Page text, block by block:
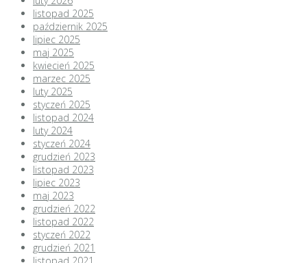
listopad 2025
październik 2025
lipiec 2025
maj 2025
kwiecień 2025
marzec 2025
luty 2025
styczeń 2025
listopad 2024
luty 2024
styczeń 2024
grudzień 2023
listopad 2023
lipiec 2023
maj 2023
grudzień 2022
listopad 2022
styczeń 2022
grudzień 2021